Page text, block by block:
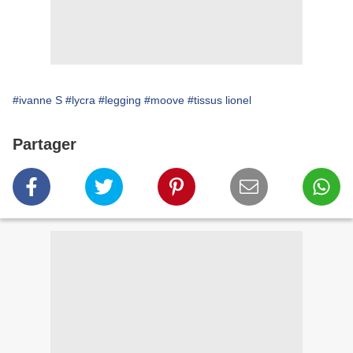
#ivanne S #lycra #legging #moove #tissus lionel
Partager